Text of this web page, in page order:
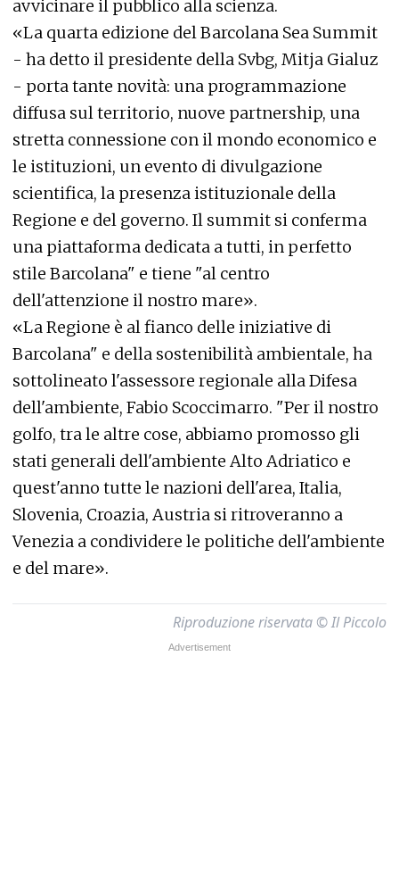
avvicinare il pubblico alla scienza.
«La quarta edizione del Barcolana Sea Summit
- ha detto il presidente della Svbg, Mitja Gialuz
- porta tante novità: una programmazione
diffusa sul territorio, nuove partnership, una
stretta connessione con il mondo economico e
le istituzioni, un evento di divulgazione
scientifica, la presenza istituzionale della
Regione e del governo. Il summit si conferma
una piattaforma dedicata a tutti, in perfetto
stile Barcolana" e tiene "al centro
dell'attenzione il nostro mare».
«La Regione è al fianco delle iniziative di
Barcolana" e della sostenibilità ambientale, ha
sottolineato l'assessore regionale alla Difesa
dell'ambiente, Fabio Scoccimarro. "Per il nostro
golfo, tra le altre cose, abbiamo promosso gli
stati generali dell'ambiente Alto Adriatico e
quest'anno tutte le nazioni dell'area, Italia,
Slovenia, Croazia, Austria si ritroveranno a
Venezia a condividere le politiche dell'ambiente
e del mare».
Riproduzione riservata © Il Piccolo